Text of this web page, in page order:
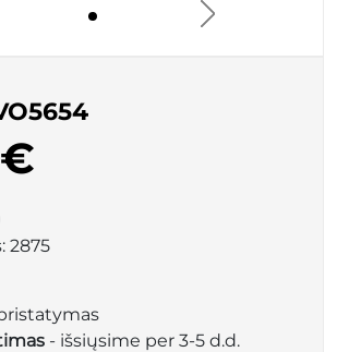
2875
- išsiųsime per 3-5 d.d.